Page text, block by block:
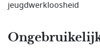
jeugdwerkloosheid